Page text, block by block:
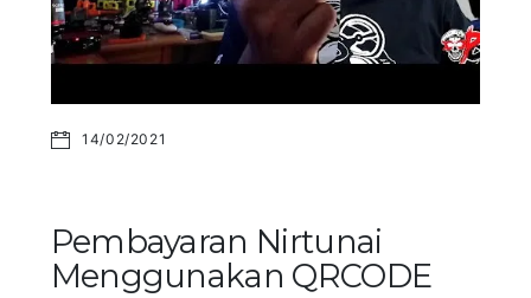
14/02/2021
Pembayaran Nirtunai
Menggunakan QRCODE